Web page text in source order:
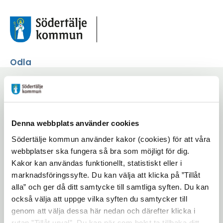
Denna webbplats använder cookies
Södertälje kommun använder kakor (cookies) för att våra
webbplatser ska fungera så bra som möjligt för dig.
Kakor kan användas funktionellt, statistiskt eller i
marknadsföringssyfte. Du kan välja att klicka på ”Tillåt
alla” och ger då ditt samtycke till samtliga syften. Du kan
också välja att uppge vilka syften du samtycker till
genom att välja dessa här nedan och därefter klicka i
Odla
Start
/ Kunskapsbank / Strategier och planer
Vattenplan
Lyssna på sidan Dela